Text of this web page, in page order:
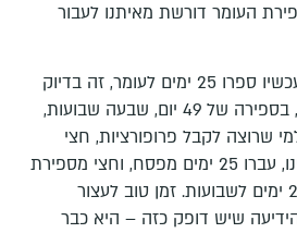
העומר דורשת מאיתנו לעבור
בואו נמקם את עצמנו, עכשיו ספרו 25 ימים לעומר, זה בדיוק
קו האמצע, קו המחצית, בספירה של 49 יום, שבעה שבועות,
שרוצה לקבל פרופורציות, חצי
מספירת העומר מאחורינו, עברו 25 ימים מפסח, וחצי מספירת
העומר לפנינו, יש עוד 25 ימים לשבועות. זמן טוב לעצור
שיש דופק כזה – היא כבר